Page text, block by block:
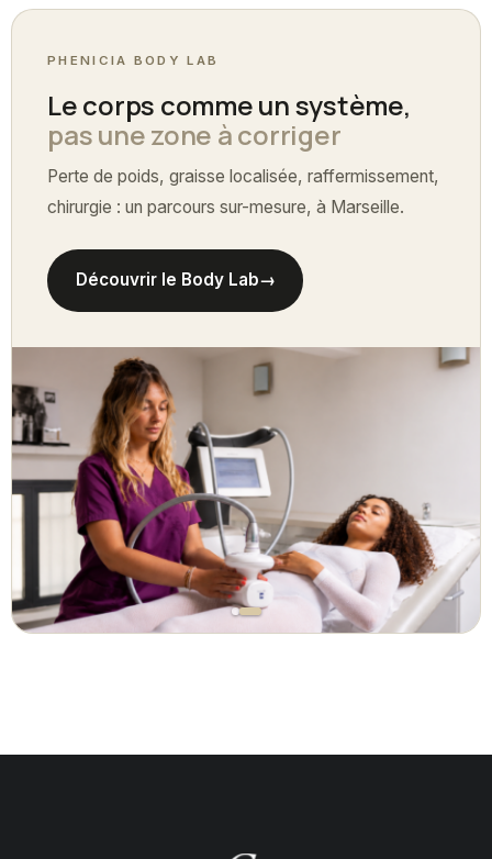
PHENICIA BODY LAB
Le corps comme un système,
pas une zone à corriger
Perte de poids, graisse localisée, raffermissement,
chirurgie : un parcours sur-mesure, à Marseille.
Découvrir le Body Lab→